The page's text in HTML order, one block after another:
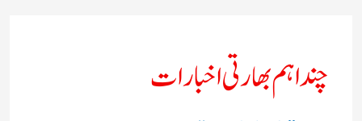
چند اہم بھارتی اخبارات